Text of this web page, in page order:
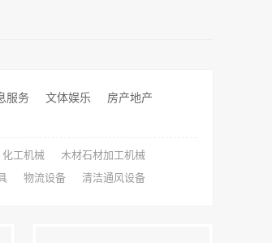
服务 文体娱乐
房产地产
化工机械
木材石材加工机械
物流设备 清洁通风设备